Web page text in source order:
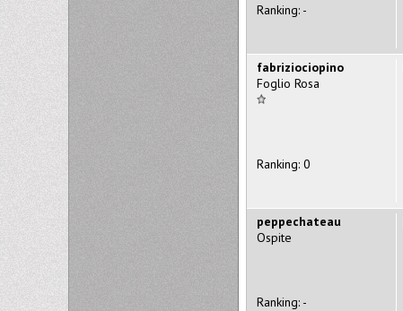
Ranking: -
fabriziociopino
Foglio Rosa
Ranking: 0
peppechateau
Ospite
Ranking: -